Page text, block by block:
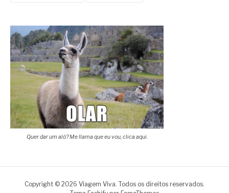
Quer dar um alô? Me llama que eu vou, clica aqui.
Copyright © 2026 Viagem Viva. Todos os direitos reservados.